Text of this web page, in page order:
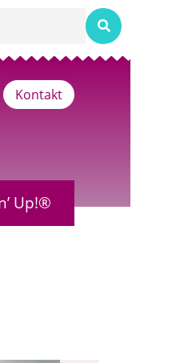
Kontakt
Up!®